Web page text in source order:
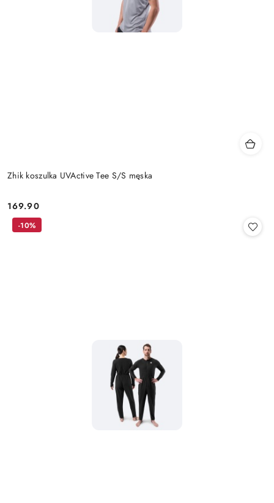
Zhik koszulka UVActive Tee S/S męska
Cena:
169.90
-10%